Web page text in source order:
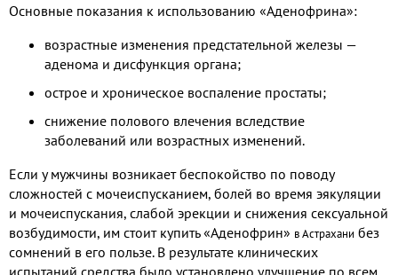
Основные показания к использованию «Аденофрина»:
возрастные изменения предстательной железы —
аденома и дисфункция органа;
острое и хроническое воспаление простаты;
снижение полового влечения вследствие
заболеваний или возрастных изменений.
Если у мужчины возникает беспокойство по поводу
сложностей с мочеиспусканием, болей во время эякуляции
и мочеиспускания, слабой эрекции и снижения сексуальной
возбудимости, им стоит купить «Аденофрин» в Астрахани без
сомнений в его пользе. В результате клинических
испытаний средства было установлено улучшение по всем